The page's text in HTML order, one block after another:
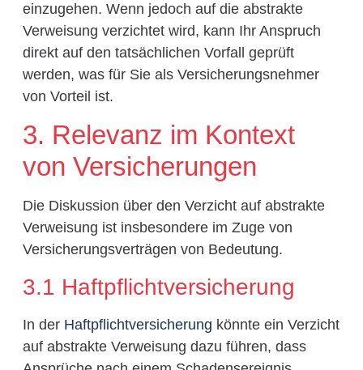
einzugehen. Wenn jedoch auf die abstrakte
Verweisung verzichtet wird, kann Ihr Anspruch
direkt auf den tatsächlichen Vorfall geprüft
werden, was für Sie als Versicherungsnehmer
von Vorteil ist.
3. Relevanz im Kontext
von Versicherungen
Die Diskussion über den Verzicht auf abstrakte
Verweisung ist insbesondere im Zuge von
Versicherungsverträgen von Bedeutung.
3.1 Haftpflichtversicherung
In der Haftpflichtversicherung könnte ein Verzicht
auf abstrakte Verweisung dazu führen, dass